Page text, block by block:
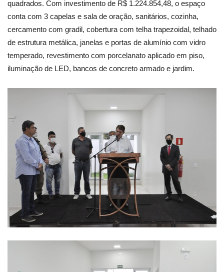
quadrados. Com investimento de R$ 1.224.854,48, o espaço
conta com 3 capelas e sala de oração, sanitários, cozinha,
cercamento com gradil, cobertura com telha trapezoidal, telhado
de estrutura metálica, janelas e portas de alumínio com vidro
temperado, revestimento com porcelanato aplicado em piso,
iluminação de LED, bancos de concreto armado e jardim.